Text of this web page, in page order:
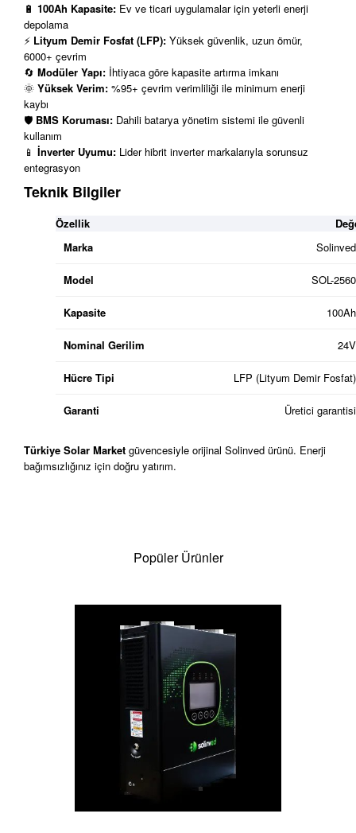
🔋 100Ah Kapasite: Ev ve ticari uygulamalar için yeterli enerji
depolama
⚡ Lityum Demir Fosfat (LFP): Yüksek güvenlik, uzun ömür,
6000+ çevrim
🔄 Modüler Yapı: İhtiyaca göre kapasite artırma imkanı
🌞 Yüksek Verim: %95+ çevrim verimliliği ile minimum enerji
kaybı
🛡️ BMS Koruması: Dahili batarya yönetim sistemi ile güvenli
kullanım
📱 İnverter Uyumu: Lider hibrit inverter markalarıyla sorunsuz
entegrasyon
Teknik Bilgiler
Özellik
Marka
Solinved
Model SOL-2560
Kapasite 100Ah
Nominal Gerilim 24V
Hücre Tipi LFP (Lityum Demir Fosfat)
Garanti Üretici garantisi
Türkiye Solar Market güvencesiyle orijinal Solinved ürünü. Enerji
bağımsızlığınız için doğru yatırım.
Popüler Ürünler